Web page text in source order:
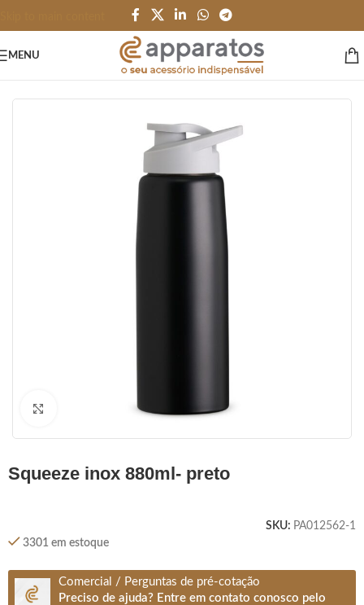
MENU
GARRAFAS e SQUEEZES/Garrafas/Alumínio e Inox
Clique para ampliar
squeeze inox 880ml- preto
SKU: PA012562-1
3301 em estoque
Comercial / Perguntas de pré-cotação
Preciso de ajuda? Entre em contato conosco pelo